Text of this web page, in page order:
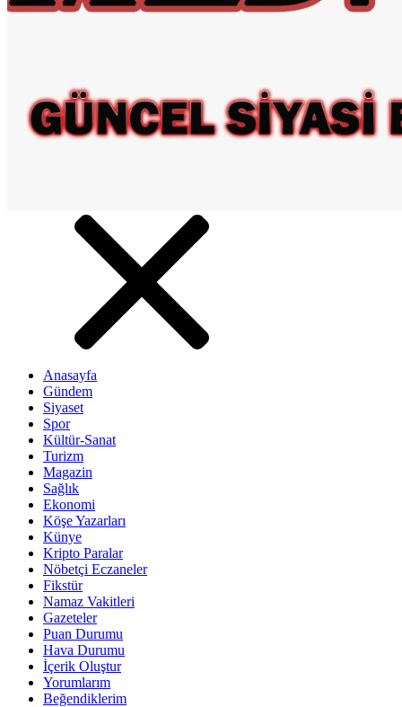
Anasayfa
Gündem
Siyaset
Spor
Kültür-Sanat
Turizm
Magazin
Sağlık
Ekonomi
Köşe Yazarları
Künye
Kripto Paralar
Nöbetçi Eczaneler
Fikstür
Namaz Vakitleri
Gazeteler
Puan Durumu
Hava Durumu
İçerik Oluştur
Yorumlarım
Beğendiklerim